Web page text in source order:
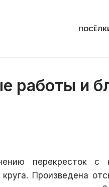
Ландшафтные работы и
работы и
перекресток
Произведена